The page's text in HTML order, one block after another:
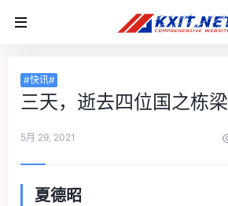
#快讯#
三天，逝去四位国之栋梁
5月 29, 2021
夏德昭